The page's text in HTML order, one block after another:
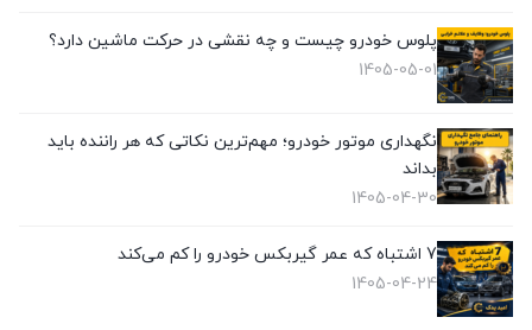
پلوس خودرو چیست و چه نقشی در حرکت ماشین دارد؟
1405-05-01
نگهداری موتور خودرو؛ مهم‌ترین نکاتی که هر راننده باید
بداند
1405-04-30
7 اشتباه که عمر گیربکس خودرو را کم می‌کند
1405-04-24